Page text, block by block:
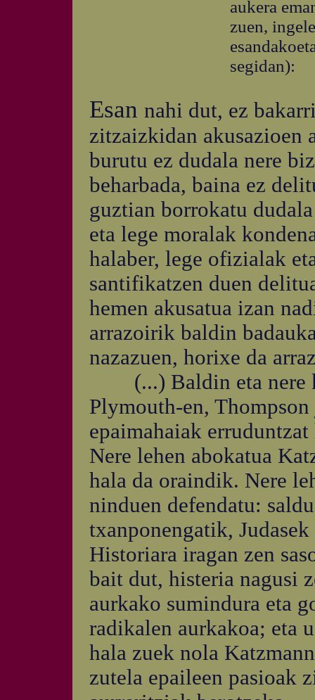
aukera
zuen,
segidan):
Esan nahi dut, ez
zitzaizkidan akusazioen
burutu ez dudala nere
beharbada, baina ez
guztian borrokatu
eta lege moralak
halaber, lege ofizialak
santifikatzen duen
hemen akusatua izan
arrazoirik baldin
nazazuen, horixe da
(...) Baldin eta nere
Plymouth-en,
epaimahaiak
Nere lehen abokatua
hala da oraindik. Nere
ninduen defendatu:
txanponengatik,
Historiara iragan zen
bait dut, histeria nagusi
aurkako sumindura eta
radikalen aurkakoa; eta
hala zuek nola
zutela epaileen pasioak